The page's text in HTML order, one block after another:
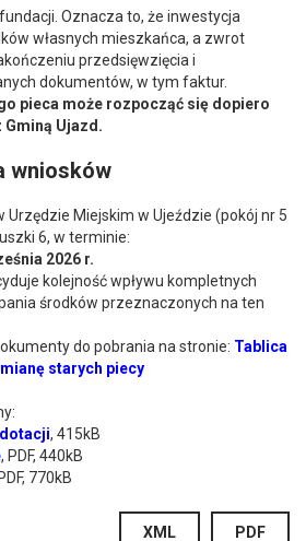
Oznacza to, że inwestycja
własnych mieszkańca, a zwrot
przedsięwzięcia i
dokumentów, w tym faktur.
pieca może rozpocząć się dopiero
Gminą Ujazd.
wniosków
Urzędzie Miejskim w Ujeździe (pokój nr 5
6, w terminie:
2026 r.
kolejność wpływu kompletnych
środków przeznaczonych na ten
do pobrania na stronie: Tablica
starych piecy
, 415kB
, PDF, 440kB
770kB
PDF
XML